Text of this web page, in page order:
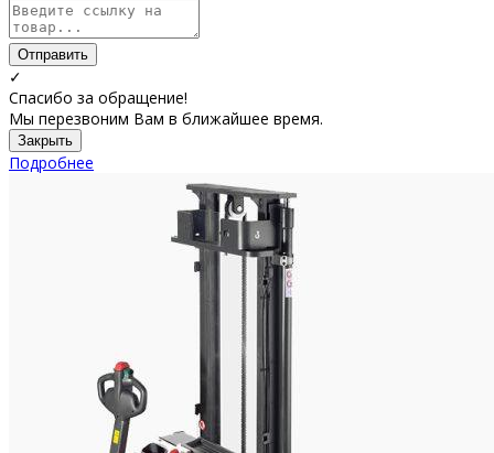
Отправить
✓
Спасибо за обращение!
Мы перезвоним Вам в ближайшее время.
Закрыть
Подробнее